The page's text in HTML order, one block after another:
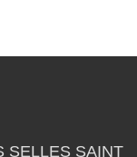
SELLES SAINT